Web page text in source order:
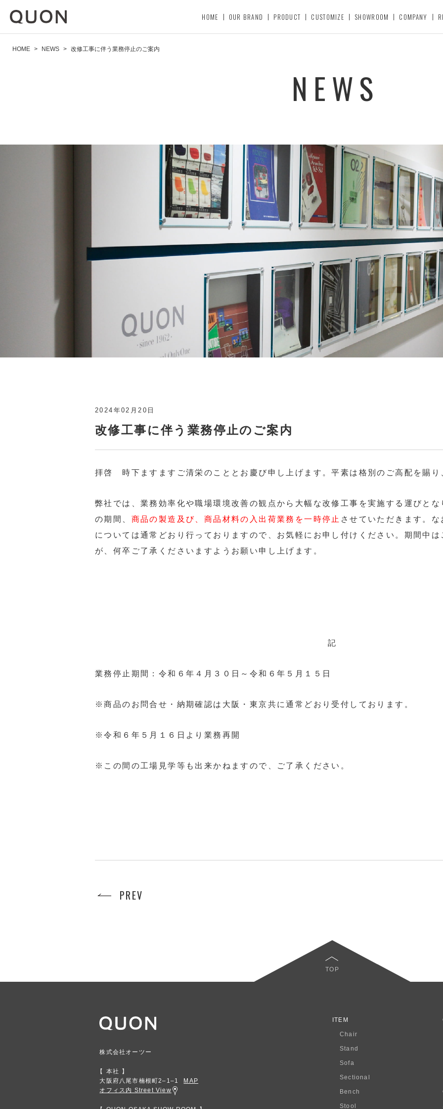
HOME OUR BRAND PRODUCT CUSTOMIZE SHOWROOM COMPANY
HOME > NEWS > 改修工事に伴う業務停止のご案内
NEWS
2024年02月20日
改修工事に伴う業務停止のご案内
拝啓 時下ますますご清栄のこととお慶び申し上げます。平素は格別のご高配を賜り
弊社では、業務効率化や職場環境改善の観点から大幅な改修工事を実施する運びと
の期間、 商品の製造及び、商品材料の入出荷業務を一時停止 させていただきます。
については通常どおり行っておりますので、お気軽にお申し付けください。期間中
が、何卒ご了承くださいますようお願い申し上げます。
記
業務停止期間：令和６年４月３０日～令和６年５月１５日
※商品のお問合せ・納期確認は大阪・東京共に通常どおり受付しております。
※令和６年５月１６日より業務再開
※この間の工場見学等も出来かねますので、ご了承ください。
PREV
TOP
株式会社オーツー
本社
大阪府八尾市楠根町2‒1‒1
MAP
オフィス内 Street View
ITEM
Chair
Stand
Sofa
Sectional
Bench
Stool